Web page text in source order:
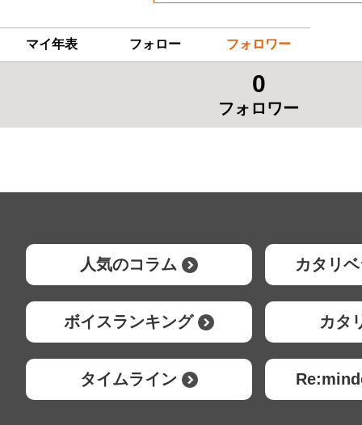
マイ年表 フォロー フォロワー
0
フォロワー
人気のコラム カタリ
ボイスランキング カタ
タイムライン